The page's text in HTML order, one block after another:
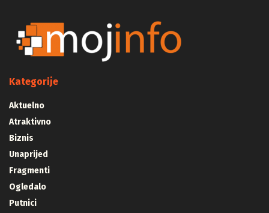
Kategorije
Aktuelno
Atraktivno
Biznis
Unaprijed
Fragmenti
Ogledalo
Putnici